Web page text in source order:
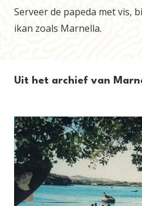
Serveer de papeda met vis,
ikan zoals Marnella.
Uit het archief van